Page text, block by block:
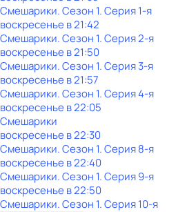
Смешарики. Сезон 1. Серия 1-я
воскресенье в21:42
Смешарики. Сезон 1. Серия 2-я
воскресенье в21:50
Смешарики. Сезон 1. Серия 3-я
воскресенье в21:57
Смешарики. Сезон 1. Серия 4-я
воскресенье в22:05
Смешарики
воскресенье в22:30
Смешарики. Сезон 1. Серия 8-я
воскресенье в22:40
Смешарики. Сезон 1. Серия 9-я
воскресенье в22:50
Смешарики. Сезон 1. Серия 10-я